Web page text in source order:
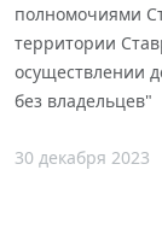
полномочиями
территории
осуществлении
без владельцев"
30 декабря 2023